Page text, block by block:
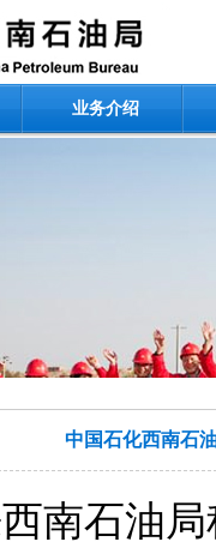
业务介绍
中国石化西南石
南石油